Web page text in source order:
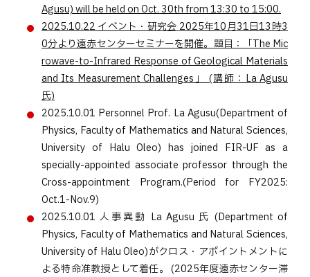
Agusu) will be held on Oct. 30th from 13:30 to 15:00.
2025.10.22 イベント・研究会 2025年10月31日13時3
0分より遠赤センターセミナーを開催。題目：「The Mic
rowave-to-Infrared Response of Geological Materials
and Its Measurement Challenges」 (講師：La Agusu
氏)
2025.10.01 Personnel Prof. La Agusu(Department of
Physics, Faculty of Mathematics and Natural Sciences,
University of Halu Oleo) has joined FIR-UF as a
specially-appointed associate professor through the
Cross-appointment Program.(Period for FY2025:
Oct.1-Nov.9)
2025.10.01 人事異動 La Agusu 氏 (Department of
Physics, Faculty of Mathematics and Natural Sciences,
University of Halu Oleo)がクロス・アポイントメントに
よる特命准教授として着任。 (2025年度遠赤センター滞